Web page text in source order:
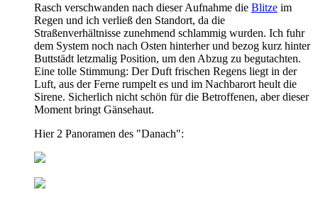
Rasch verschwanden nach dieser Aufnahme die Blitze im
Regen und ich verließ den Standort, da die
Straßenverhältnisse zunehmend schlammig wurden. Ich fuhr
dem System noch nach Osten hinterher und bezog kurz hinter
Buttstädt letzmalig Position, um den Abzug zu begutachten.
Eine tolle Stimmung: Der Duft frischen Regens liegt in der
Luft, aus der Ferne rumpelt es und im Nachbarort heult die
Sirene. Sicherlich nicht schön für die Betroffenen, aber dieser
Moment bringt Gänsehaut.
Hier 2 Panoramen des "Danach":